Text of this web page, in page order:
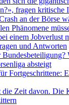
fragen kritische
an der Börse
Phänomene
einem Jobverlust
und Antworten
absteigt
Fortgeschrittene:
Zeit davon. Die